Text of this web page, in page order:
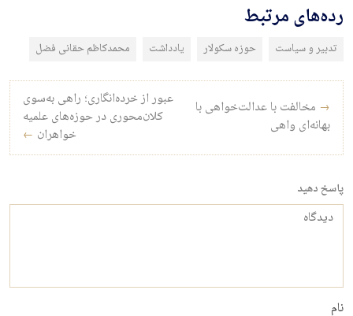
رده‌های مرتبط
تدبیر و سیاست حوزه سکولار یادداشت محمدکاظم حقانی فضل
راه‌بری نوشته
→ مخالفت با عدالت‌خواهی با
بهانه‌ای واهی
عبور از خرده‌انگاری؛ راهی به‌سوی
کلان‌محوری در حوزه‌های علمیه
خواهران ←
پاسخ دهید
دیدگاه
نام